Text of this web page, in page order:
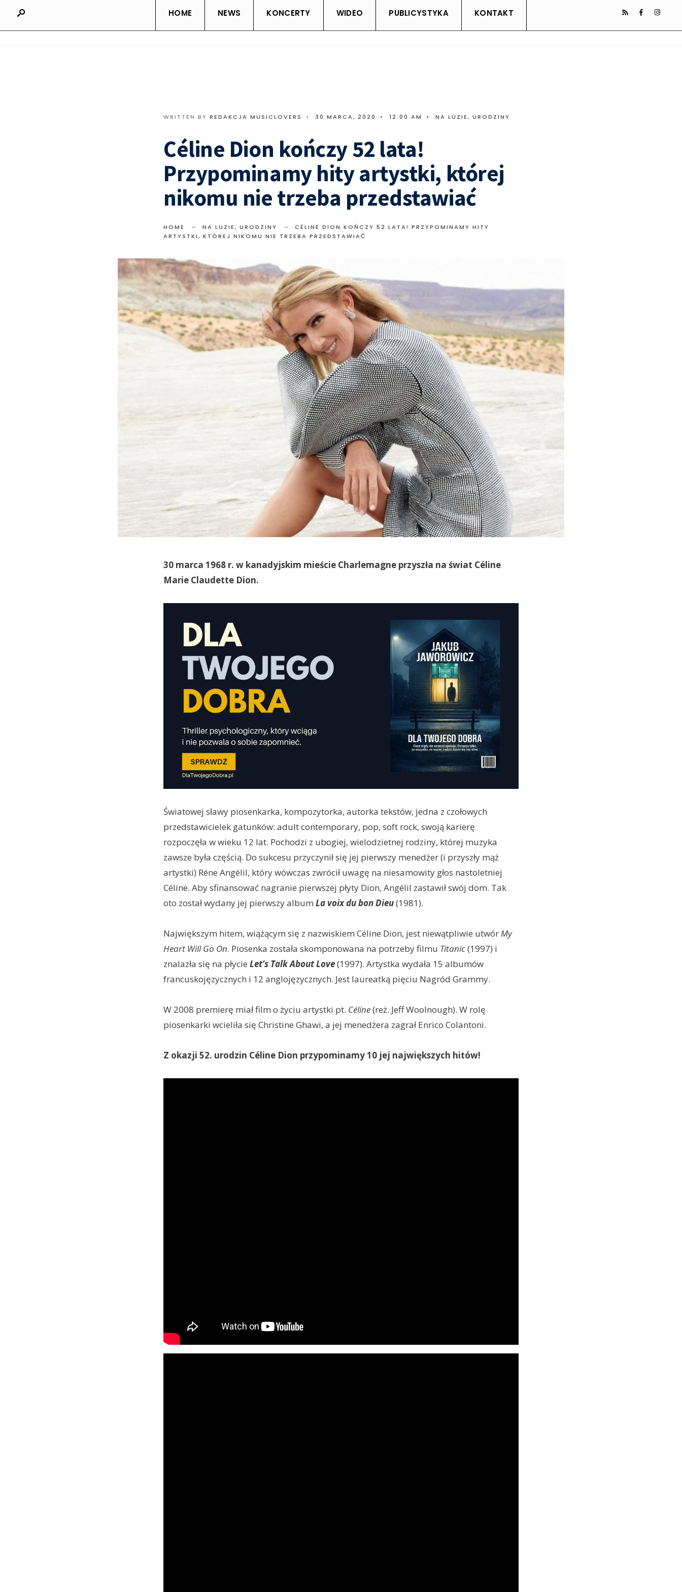
HOME NEWS KONCERTY WIDEO PUBLICYSTYKA KONTAKT
WRITTEN BY REDAKCJA MUSICLOVERS • 30 MARCA, 2020 • 12:00 AM • NA LUZIE, URODZINY
Céline Dion kończy 52 lata!
Przypominamy hity artystki, której
nikomu nie trzeba przedstawiać
HOME NA LUZIE, URODZINY
CÉLINE DION KOŃCZY 52 LATA! PRZYPOMINAMY HITY
ARTYSTKI, KTÓREJ NIKOMU NIE TRZEBA PRZEDSTAWIAĆ
30 marca 1968 r. w kanadyjskim mieście Charlemagne przyszła na świat Céline
Marie Claudette Dion.
Światowej sławy piosenkarka, kompozytorka, autorka tekstów, jedna z czołowych
przedstawicielek gatunków: adult contemporary, pop, soft rock, swoją karierę
rozpoczęła w wieku 12 lat. Pochodzi z ubogiej, wielodzietnej rodziny, której muzyka
zawsze była częścią. Do sukcesu przyczynił się jej pierwszy menedżer (i przyszły mąż
artystki) Réne Angélil, który wówczas zwrócił uwagę na niesamowity głos nastoletniej
Céline. Aby sfinansować nagranie pierwszej płyty Dion, Angélil zastawił swój dom. Tak
oto został wydany jej pierwszy album La voix du bon Dieu(1981).
Największym hitem, wiążącym się z nazwiskiem Céline Dion, jest niewątpliwie utwórMy
Heart Will Go On. Piosenka została skomponowana na potrzeby filmu Titanic(1997) i
znalazła się na płycie Let’s Talk About Love(1997). Artystka wydała 15 albumów
francuskojęzycznych i 12 anglojęzycznych. Jest laureatką pięciu Nagród Grammy.
W 2008 premierę miał film o życiu artystki pt. Céline(reż. Jeff Woolnough). W rolę
piosenkarki wcieliła się Christine Ghawi, a jej menedżera zagrał Enrico Colantoni.
Z okazji 52. urodzin Céline Dion przypominamy 10 jej największych hitów!